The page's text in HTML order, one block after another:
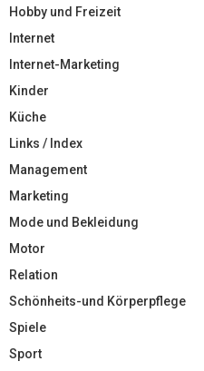
Hobby und Freizeit
Internet
Internet-Marketing
Kinder
Küche
Links / Index
Management
Marketing
Mode und Bekleidung
Motor
Relation
Schönheits-und Körperpflege
Spiele
Sport